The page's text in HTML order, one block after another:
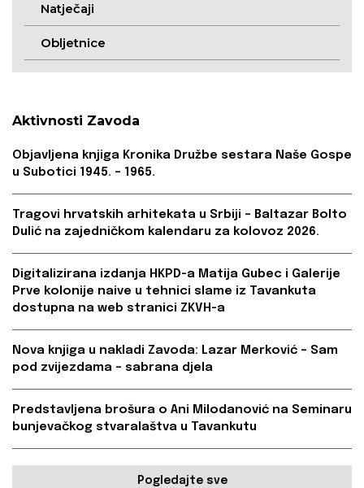
Natječaji
Obljetnice
Aktivnosti Zavoda
Objavljena knjiga Kronika Družbe sestara Naše Gospe
u Subotici 1945. – 1965.
Tragovi hrvatskih arhitekata u Srbiji – Baltazar Bolto
Dulić na zajedničkom kalendaru za kolovoz 2026.
Digitalizirana izdanja HKPD-a Matija Gubec i Galerije
Prve kolonije naive u tehnici slame iz Tavankuta
dostupna na web stranici ZKVH-a
Nova knjiga u nakladi Zavoda: Lazar Merković – Sam
pod zvijezdama – sabrana djela
Predstavljena brošura o Ani Milodanović na Seminaru
bunjevačkog stvaralaštva u Tavankutu
Pogledajte sve